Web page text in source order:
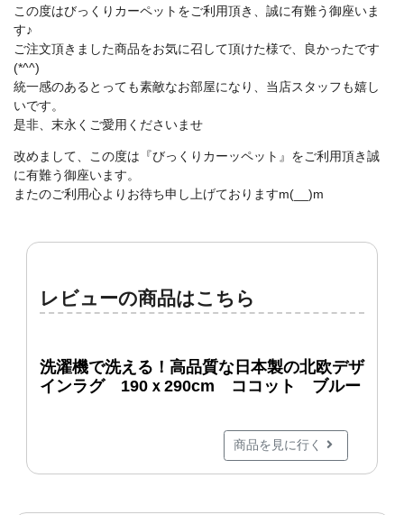
この度はびっくりカーペットをご利用頂き、誠に有難う御座いま
す♪
ご注文頂きました商品をお気に召して頂けた様で、良かったです
(*^^)
統一感のあるとっても素敵なお部屋になり、当店スタッフも嬉し
いです。
是非、末永くご愛用くださいませ
改めまして、この度は『びっくりカーッペット』をご利用頂き誠
に有難う御座います。
またのご利用心よりお待ち申し上げておりますm(__)m
レビューの商品はこちら
洗濯機で洗える！高品質な日本製の北欧デザ
インラグ 190ｘ290cm ココット ブルー
商品を見に行く